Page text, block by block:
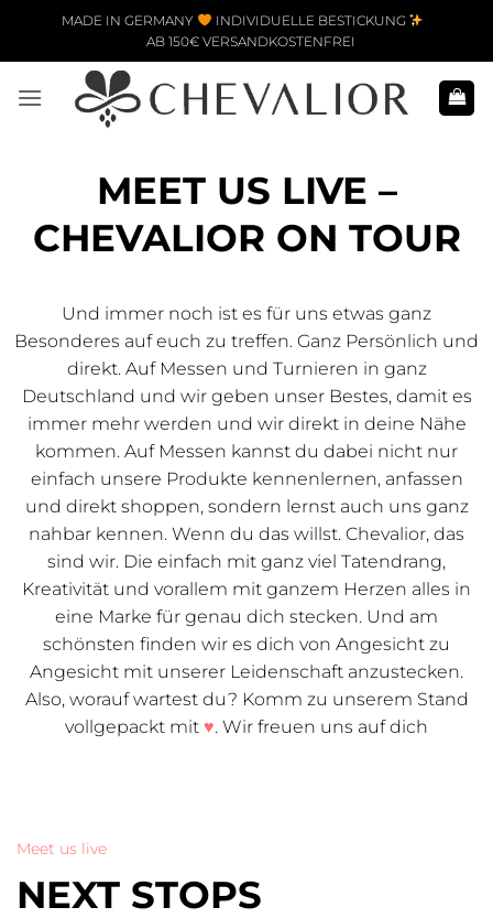
Zum Inhalt springen
MADE IN GERMANY
INDIVIDUELLE BESTICKUNG
AB 150€ VERSANDKOSTENFREI
MEET US LIVE –
CHEVALIOR ON TOUR
Und immer noch ist es für uns etwas ganz
Besonderes auf euch zu treffen. Ganz Persönlich und
direkt. Auf Messen und Turnieren in ganz
Deutschland und wir geben unser Bestes, damit es
immer mehr werden und wir direkt in deine Nähe
kommen. Auf Messen kannst du dabei nicht nur
einfach unsere Produkte kennenlernen, anfassen
und direkt shoppen, sondern lernst auch uns ganz
nahbar kennen. Wenn du das willst. Chevalior, das
sind wir. Die einfach mit ganz viel Tatendrang,
Kreativität und vorallem mit ganzem Herzen alles in
eine Marke für genau dich stecken. Und am
schönsten finden wir es dich von Angesicht zu
Angesicht mit unserer Leidenschaft anzustecken.
Also, worauf wartest du? Komm zu unserem Stand
vollgepackt mit ♥. Wir freuen uns auf dich
Meet us live
NEXT STOPS